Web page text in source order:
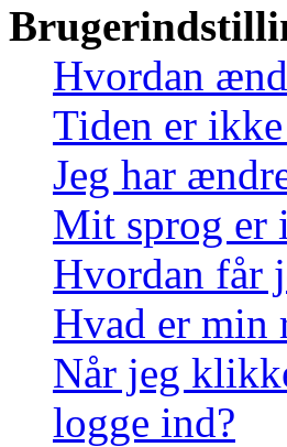
Hvordan
Tiden er
Jeg har
Mit sprog er
Hvordan får
Hvad er min
Når jeg
logge ind?